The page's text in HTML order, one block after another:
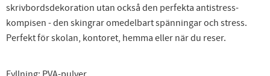
skrivbordsdekoration utan också den perfekta antistress-
kompisen - den skingrar omedelbart spänningar och stress.
Perfekt för skolan, kontoret, hemma eller när du reser.